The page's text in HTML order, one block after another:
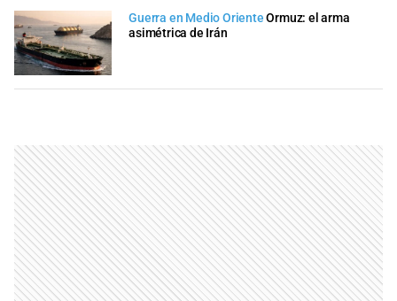
Guerra en Medio Oriente Ormuz: el arma
asimétrica de Irán